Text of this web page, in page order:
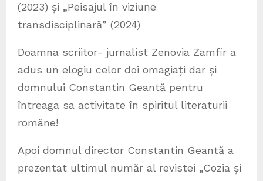
(2023) și „Peisajul în viziune
transdisciplinară” (2024)
Doamna scriitor- jurnalist Zenovia Zamfir a
adus un elogiu celor doi omagiați dar și
domnului Constantin Geantă pentru
întreaga sa activitate în spiritul literaturii
române!
Apoi domnul director Constantin Geantă a
prezentat ultimul număr al revistei „Cozia și